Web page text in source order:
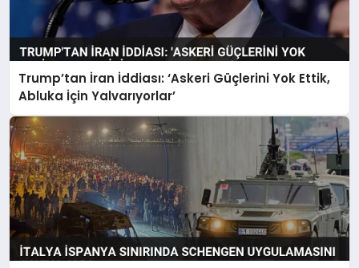
Trump’tan İran İddiası: ‘Askeri Güçlerini Yok Ettik,
Abluka İçin Yalvarıyorlar’